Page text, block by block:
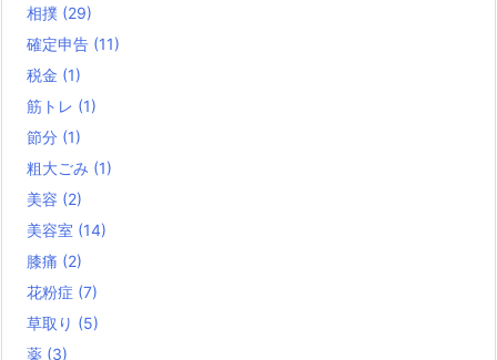
相撲 (29)
確定申告 (11)
税金 (1)
筋トレ (1)
節分 (1)
粗大ごみ (1)
美容 (2)
美容室 (14)
膝痛 (2)
花粉症 (7)
草取り (5)
薬 (3)